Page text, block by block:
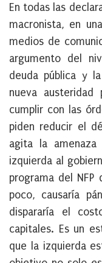
En todas las
macronista, en
medios de
argumento del
deuda pública y
nueva austeridad
cumplir con las
piden reducir el
agita la
izquierda al
programa del
poco, causaría
dispararía el
capitales. Es un
que la izquierda